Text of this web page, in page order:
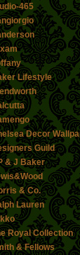
465
Lifestyle
Decor
Guild
& J Baker
& Co.
Lauren
Royal Collection
& Fellows